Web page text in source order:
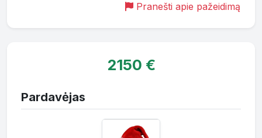
Pranešti apie pažeidimą
2150 €
Pardavėjas